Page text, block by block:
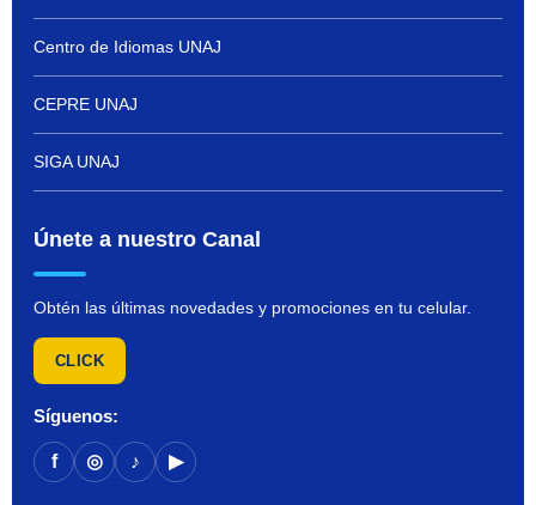
Centro de Idiomas UNAJ
CEPRE UNAJ
SIGA UNAJ
Únete a nuestro Canal
Obtén las últimas novedades y promociones en tu celular.
CLICK
Síguenos:
f ◎ ♪ ▶